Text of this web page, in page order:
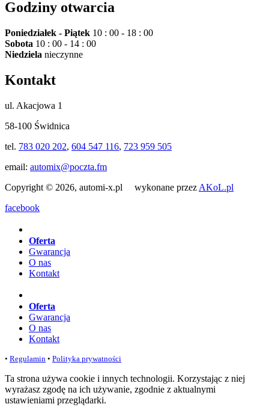
Godziny otwarcia
Poniedziałek - Piątek 10 : 00 - 18 : 00
Sobota 10 : 00 - 14 : 00
Niedziela nieczynne
Kontakt
ul. Akacjowa 1
58-100 Świdnica
tel. 783 020 202, 604 547 116, 723 959 505
email: automix@poczta.fm
Copyright © 2026, automi-x.pl wykonane przez AKoL.pl
facebook
Oferta
Gwarancja
O nas
Kontakt
Oferta
Gwarancja
O nas
Kontakt
• Regulamin • Polityka prywatności
Ta strona używa cookie i innych technologii. Korzystając z niej
wyrażasz zgodę na ich używanie, zgodnie z aktualnymi
ustawieniami przeglądarki.